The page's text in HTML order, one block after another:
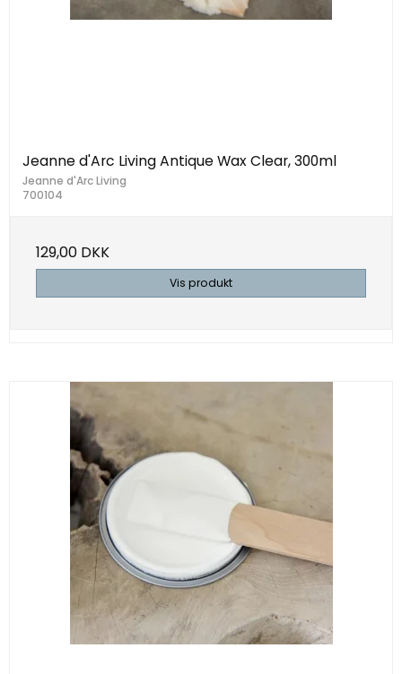
Jeanne d'Arc Living Antique Wax Clear, 300ml
Jeanne d'Arc Living
700104
129,00 DKK
Vis produkt